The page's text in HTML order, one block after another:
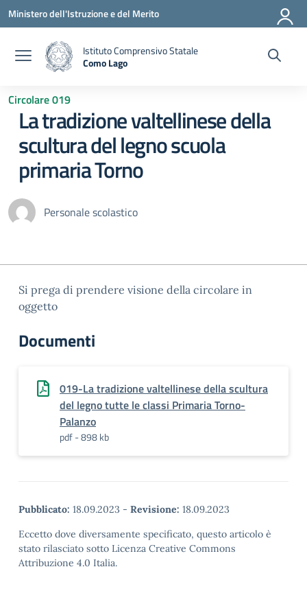
Vai ai contenuti
Vai al menu di navigazione
Vai al footer
Ministero dell'Istruzione e del Merito
Istituto Comprensivo Statale
Como Lago
— Visita la pagina iniziale della scuola
Circolare 019
La tradizione valtellinese della
scultura del legno scuola
primaria Torno
Personale scolastico
Si prega di prendere visione della circolare in
oggetto
Documenti
019-La tradizione valtellinese della scultura
del legno tutte le classi Primaria Torno-
Palanzo
pdf - 898 kb
Pubblicato: 18.09.2023 - Revisione: 18.09.2023
Eccetto dove diversamente specificato, questo articolo è
stato rilasciato sotto Licenza Creative Commons
Attribuzione 4.0 Italia.